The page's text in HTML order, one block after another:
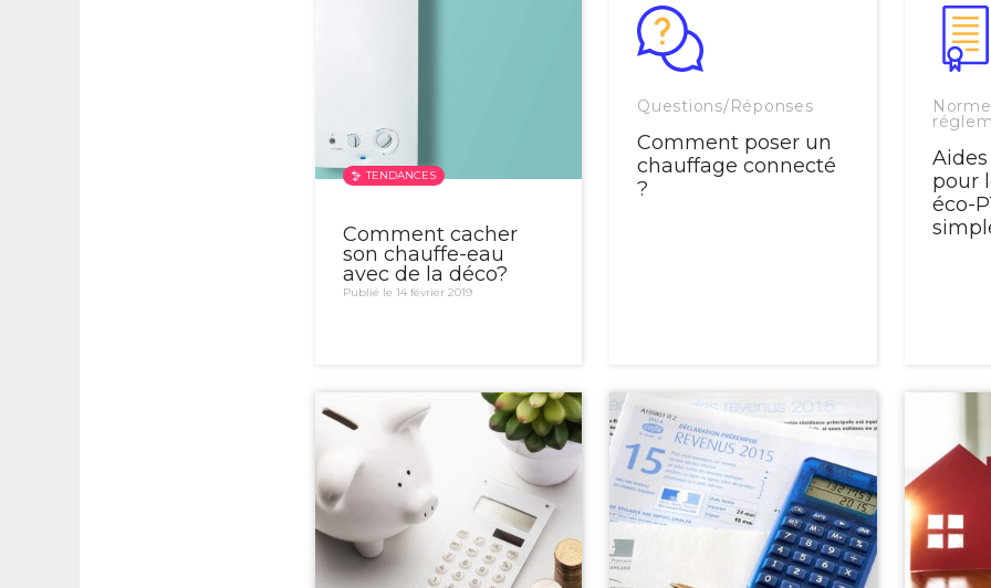
TENDANCES
Comment cacher
son chauffe-eau
avec de la déco?
Publié le 14 février 2019
Questions/Réponses
Comment poser un
chauffage connecté
?
pour
éco-